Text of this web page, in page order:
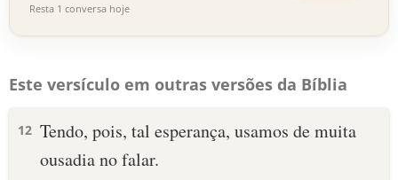
Resta 1 conversa hoje
Este versículo em outras versões da Bíblia
12 Tendo, pois, tal esperança, usamos de muita
ousadia no falar.